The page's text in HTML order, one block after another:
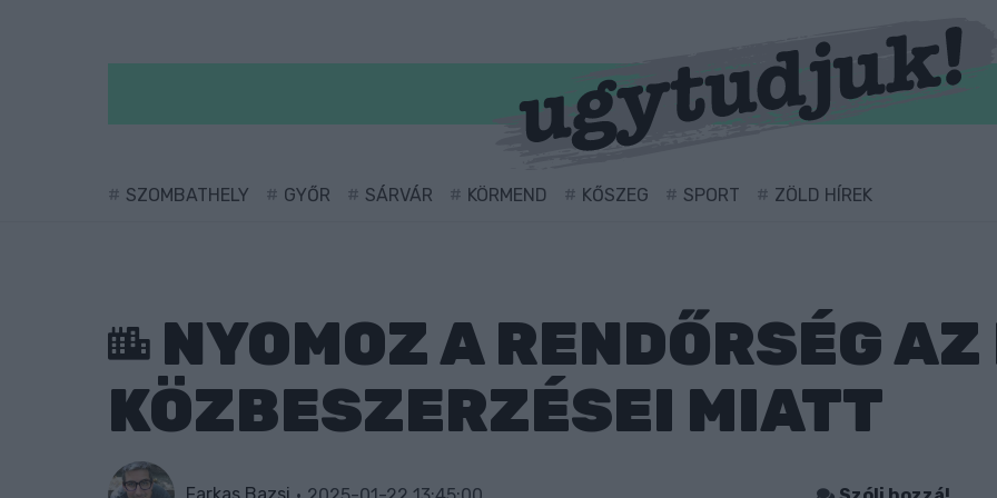
SZOMBATHELY GYŐR SÁRVÁR KÖRMEND KŐSZEG SPORT ZÖLD HÍREK
NYOMOZ A RENDŐRSÉG AZ
KÖZBESZERZÉSEI MIATT
Farkas Bazsi